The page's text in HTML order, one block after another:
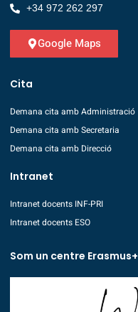
+34 972 262 297
Google Maps
Cita
Demana cita amb Administració
Demana cita amb Secretaria
Demana cita amb Direcció
Intranet
Intranet docents INF-PRI
Intranet docents ESO
Som un centre Erasmus+